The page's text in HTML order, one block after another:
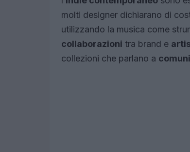
molti designer dichiarano di
utilizzando la musica come
collaborazioni tra brand e
collezioni che parlano a